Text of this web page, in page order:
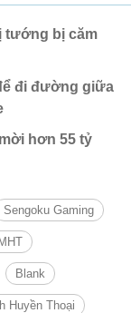
tướng bị căm
đi đường giữa
hơn 55 tỷ
Sengoku Gaming
Blank
Huyền Thoại